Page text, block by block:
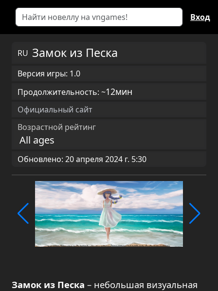
Вход
RU Замок из Песка
Версия игры: 1.0
Продолжительность: ~12мин
Официальный сайт
Возрастной рейтинг
All ages
Обновлено: 20 апреля 2024 г. 5:30
Замок из Песка – небольшая визуальная